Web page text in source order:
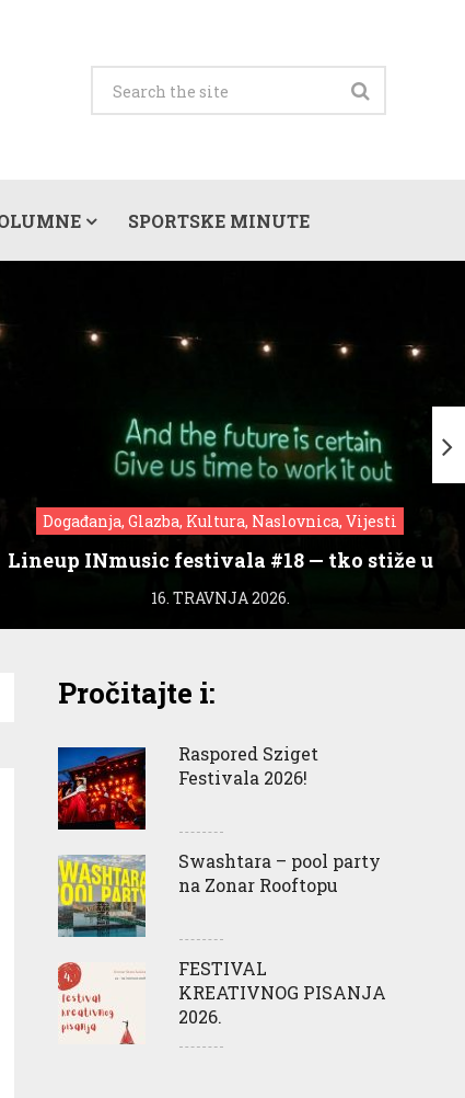
SPORTSKE MINUTE
Događanja, Glazba, Kultura, Naslovnica, Vijesti
Lineup INmusic festivala #18 — tko stiže u
Zagreb?
16. TRAVNJA 2026.
Pročitajte i:
Raspored Sziget
Festivala 2026!
Swashtara – pool party
na Zonar Rooftopu
FESTIVAL
KREATIVNOG PISANJA
2026.